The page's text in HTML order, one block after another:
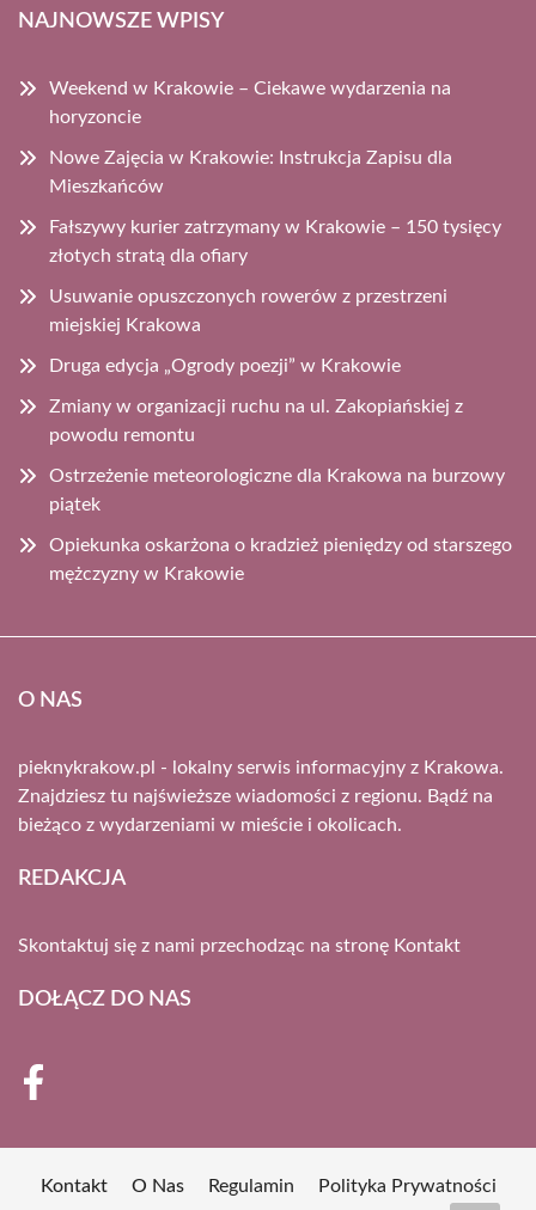
NAJNOWSZE WPISY
Weekend w Krakowie – Ciekawe wydarzenia na
horyzoncie
Nowe Zajęcia w Krakowie: Instrukcja Zapisu dla
Mieszkańców
Fałszywy kurier zatrzymany w Krakowie – 150 tysięcy
złotych stratą dla ofiary
Usuwanie opuszczonych rowerów z przestrzeni
miejskiej Krakowa
Druga edycja „Ogrody poezji” w Krakowie
Zmiany w organizacji ruchu na ul. Zakopiańskiej z
powodu remontu
Ostrzeżenie meteorologiczne dla Krakowa na burzowy
piątek
Opiekunka oskarżona o kradzież pieniędzy od starszego
mężczyzny w Krakowie
O NAS
pieknykrakow.pl - lokalny serwis informacyjny z Krakowa.
Znajdziesz tu najświeższe wiadomości z regionu. Bądź na
bieżąco z wydarzeniami w mieście i okolicach.
REDAKCJA
Skontaktuj się z nami przechodząc na stronę Kontakt
DOŁĄCZ DO NAS
Kontakt O Nas Regulamin Polityka Prywatności